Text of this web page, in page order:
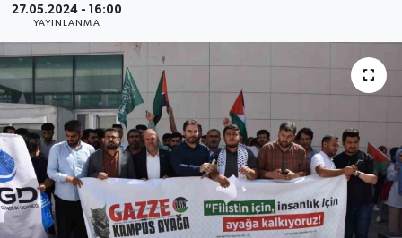
27.05.2024 - 16:00
YAYINLANMA
KÜLTÜR SANAT
MAGAZİN
YEREL